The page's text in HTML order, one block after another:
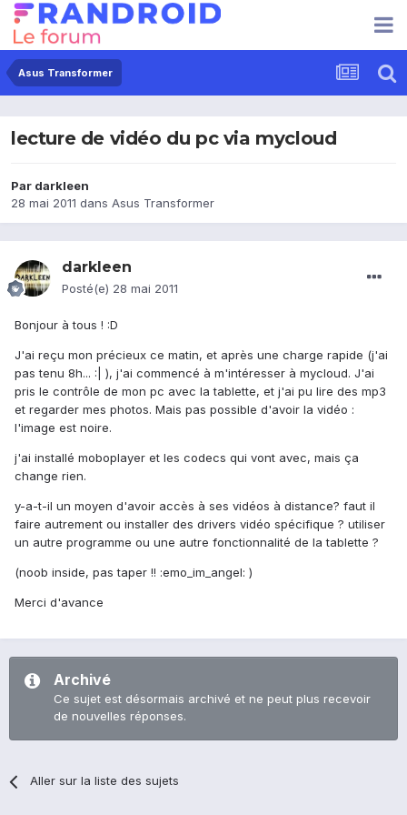
Asus Transformer
lecture de vidéo du pc via mycloud
Par darkleen
28 mai 2011 dans Asus Transformer
darkleen
Posté(e) 28 mai 2011
Bonjour à tous ! :D
J'ai reçu mon précieux ce matin, et après une charge rapide (j'ai
pas tenu 8h... :| ), j'ai commencé à m'intéresser à mycloud. J'ai
pris le contrôle de mon pc avec la tablette, et j'ai pu lire des mp3
et regarder mes photos. Mais pas possible d'avoir la vidéo :
l'image est noire.
j'ai installé moboplayer et les codecs qui vont avec, mais ça
change rien.
y-a-t-il un moyen d'avoir accès à ses vidéos à distance? faut il
faire autrement ou installer des drivers vidéo spécifique ? utiliser
un autre programme ou une autre fonctionnalité de la tablette ?
(noob inside, pas taper !! :emo_im_angel: )
Merci d'avance
Archivé
Ce sujet est désormais archivé et ne peut plus recevoir
de nouvelles réponses.
Aller sur la liste des sujets